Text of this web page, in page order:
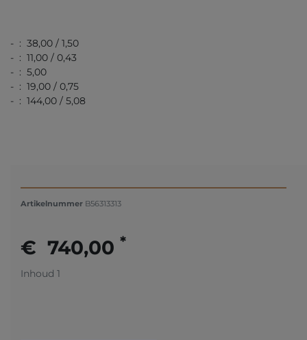
- : 38,00 / 1,50
- : 11,00 / 0,43
- : 5,00
- : 19,00 / 0,75
- : 144,00 / 5,08
Artikelnummer B56313313
€ 740,00 *
Inhoud 1